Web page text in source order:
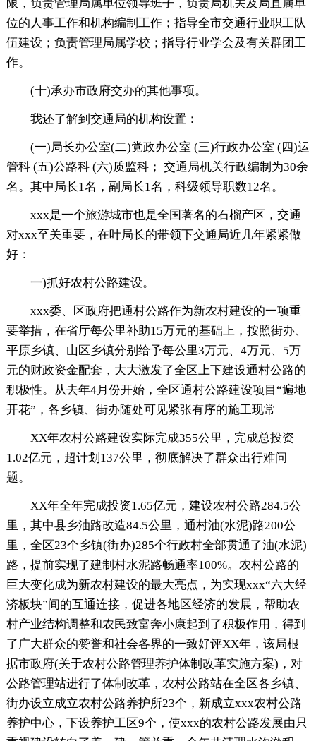
限，负责管理局属单位领导班子，负责局机关及局直属单
位的人事工作和机构编制工作；指导全市交通行业职工队
伍建设；负责管理局属学校；指导行业学会及有关群团工
作。
(十)承办市政府交办的其他事项。
我还了解到交通局的机构设置：
(一)局长办公室(二)党政办公室 (三)行政办公室 (四)运
管科 (五)公路科 (六)质监科； 交通局机关行政编制为30余
名。其中局长1名，副局长1名，科级领导职数12名。
xxx是一个旅游城市也是全国著名的石榴产区，交通
对xxx至关重要，在叶局长的带领下交通局近几年紧紧做
好：
一)抓好农村公路建设。
xxx委、区政府把通村公路作为新农村建设的一项重
要举措，在省厅每公里补助15万元的基础上，按照街办、
平原乡镇、山区乡镇分别给予每公里3万元、4万元、5万
元的财政资金配套，大大激发了全区上下建设通村公路的
积极性。从去年4月份开始，全区通村公路建设项目“遍地
开花”，各乡镇、街办随处可见紧张有序的施工现常
XX年农村公路建设实际完成355公里，完成总投资
1.02亿元，超计划137公里，彻底解决了群众出行难问
题。
XX年全年完成投资1.65亿元，建设农村公路284.5公
里，其中县乡油路改造84.5公里，通村油(水泥)路200公
里，全区23个乡镇(街办)285个行政村全部贯通了油(水泥)
路，提前实现了建制村水泥路畅通率100%。农村公路的
巨大变化成为新农村建设的最大亮点，为实现xxx“六大经
济板块”间的互通连接，促进各地区经济的发展，帮助农
村产业结构调整和农民致富奔小康起到了积极作用，得到
了广大群众的赞誉和社会各界的一致好评XX年，该局根
据市政府(关于农村公路管理养护体制改革实施方案)，对
公路管理站进行了体制改革，农村公路站在全区各乡镇、
街办设立成立农村公路养护所23个，新成立xxx农村公路
养护中心，下设养护工区9个，使xxx的农村公路发展由只